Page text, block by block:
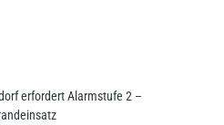
erfordert Alarmstufe 2 –